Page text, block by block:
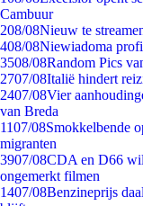
Cambuur
208/08Nieuw te
408/08Niewiadoma
3508/08Random Pics
2707/08Italië hindert
2407/08Vier
van Breda
1107/08Smokkelbende
migranten
3907/08CDA en D66
ongemerkt filmen
1407/08Benzineprijs